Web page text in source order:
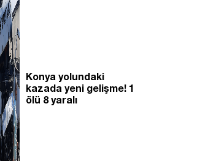
Konya yolundaki
kazada yeni gelişme! 1
ölü 8 yaralı